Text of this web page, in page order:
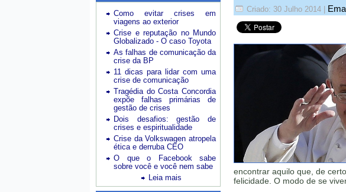
Como evitar crises em
viagens ao exterior
Crise e reputação no Mundo
Globalizado - O caso Toyota
As falhas de comunicação da
crise da BP
11 dicas para lidar com uma
crise de comunicação
Tragédia do Costa Concordia
expõe falhas primárias de
gestão de crises
Dois desafios: gestão de
crises e espiritualidade
Crise da Volkswagen atropela
ética e derruba CEO
O que o Facebook sabe
sobre você e você nem sabe
Leia mais
Criado: 30 Julho 2014
encontrar aquilo que, de
felicidade. O modo de se